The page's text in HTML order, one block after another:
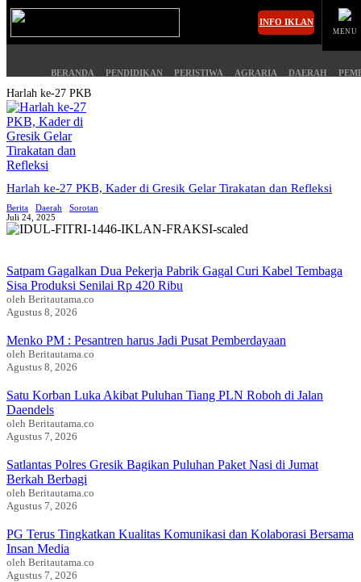
MASUK
BERANDA
PERISTIWA
DAERAH
OPINI
PENDIDIKAN
HUKUM
OLAHRAGA
HIBURAN
BERITABARU.CO
KABARBARU.CO
SERIKATNEWS.COM
PEWARTANUSANTARA.COM
LANGGAR.CO
JOBNAS.COM
SURAU.CO
REDAKSI
TENTANG
KAMI
KERJASAMA
PEDOMAN
MEDIA
CYBER
INFO IKLAN
MENU
BERANDA PENDIDIKAN PERISTIWA AGRARIA DAERAH
Harlah ke-27 PKB
Harlah ke-27 PKB, Kader di Gresik Gelar Tirakatan dan Refleksi
Berita Daerah
Sorotan
Juli 24, 2025
Satpam Gagalkan Dua Pekerja Pabrik Gagal Curi Kabel Tembaga
Sisa Produksi Senilai Rp 420 Ribu
oleh Beritautama.co
Agustus 8, 2026
Menko PM : Pesantren harus Jadi Pusat Pemberdayaan
oleh Beritautama.co
Agustus 8, 2026
Satu Korban Luka Akibat Puluhan Tiang PLN Roboh di Jalan
Daendels
oleh Beritautama.co
Agustus 7, 2026
Satlantas Polres Gresik Bagikan Puluhan Paket Nasi di Jumat
Berkah Berbagi
oleh Beritautama.co
Agustus 7, 2026
PG Terus Tingkatkan Kualitas Komunikasi dan Kolaborasi Bersama
Insan Media
oleh Beritautama.co
Agustus 7, 2026